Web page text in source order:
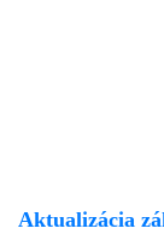
Aktualizácia